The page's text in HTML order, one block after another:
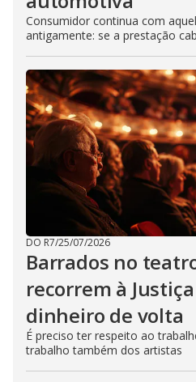
Consumidor continua com
antigamente: se a prestação
DO R7/25/07/2026
Barrados no
recorrem à
dinheiro de volta
É preciso ter respeito ao
trabalho também dos artistas